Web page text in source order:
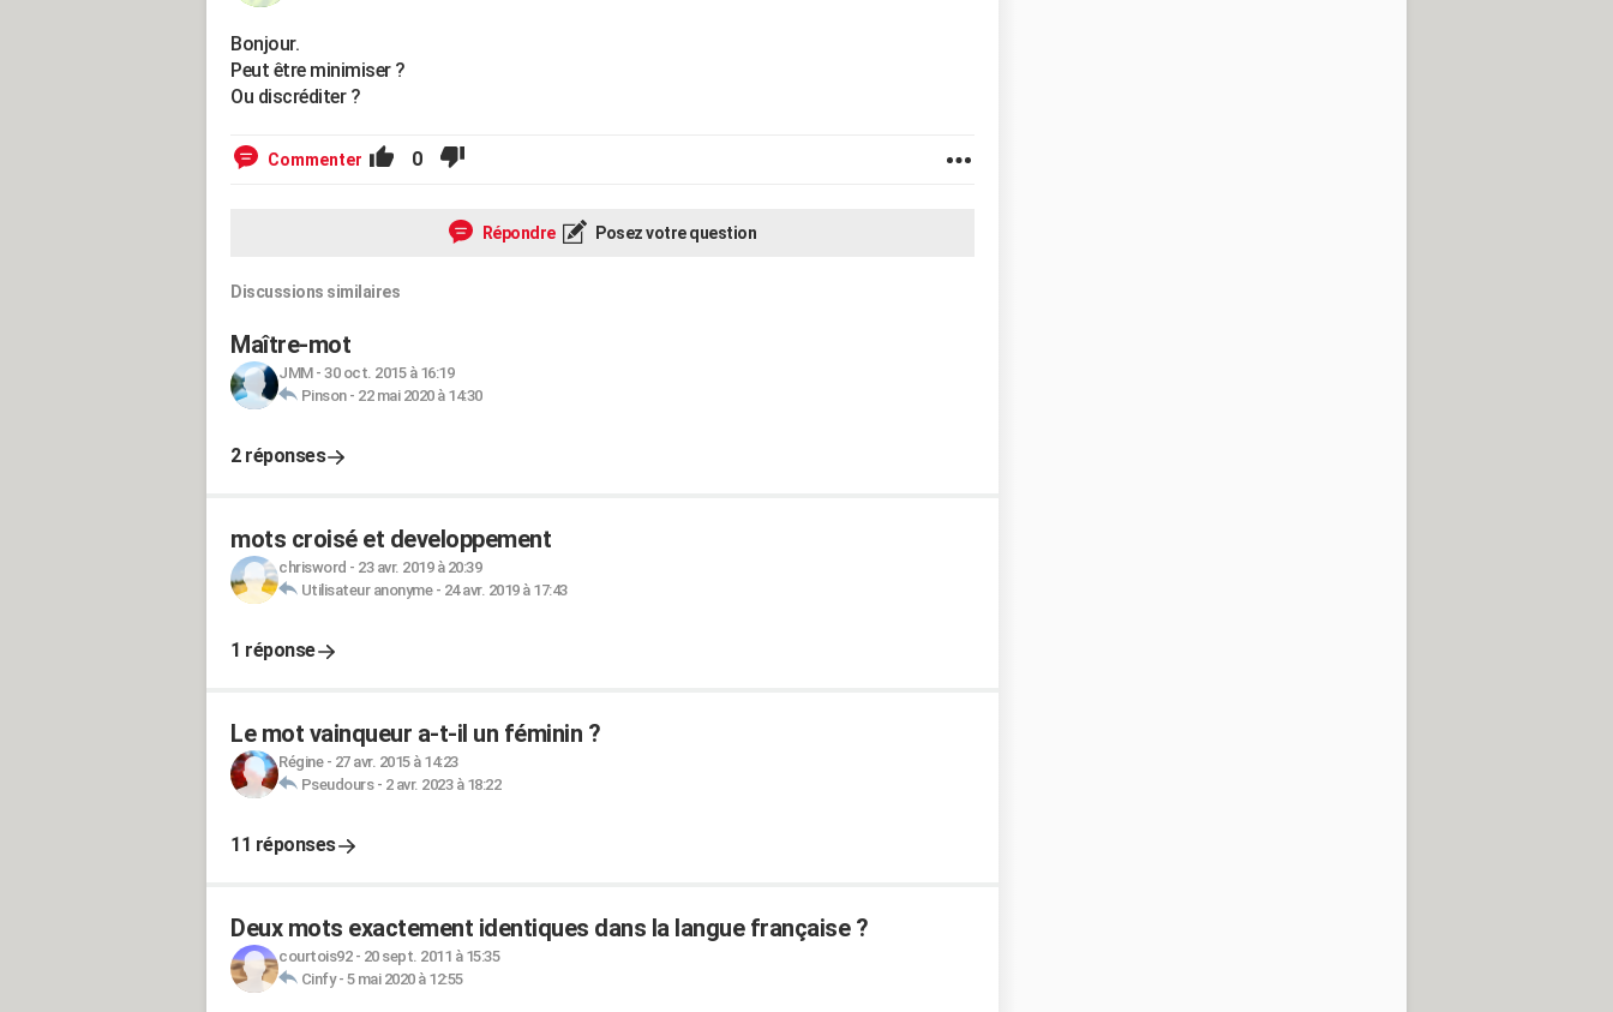
Bonjour.
Peut être minimiser ?
Ou discréditer ?
Commenter 0
Répondre Posez votre question
Discussions similaires
Maître-mot
JMM- 30 oct. 2015 à 16:19
Pinson- 22 mai 2020 à 14:30
2 réponses
mots croisé et developpement
chrisword - 23 avr. 2019 à 20:39
Utilisateur anonyme- 24 avr. 2019 à 17:43
1 réponse
Le mot vainqueur a-t-il un féminin ?
Régine- 27 avr. 2015 à 14:23
Pseudours- 2 avr. 2023 à 18:22
11 réponses
Deux mots exactement identiques dans la langue française ?
courtois92- 20 sept. 2011 à 15:35
Cinfy- 5 mai 2020 à 12:55